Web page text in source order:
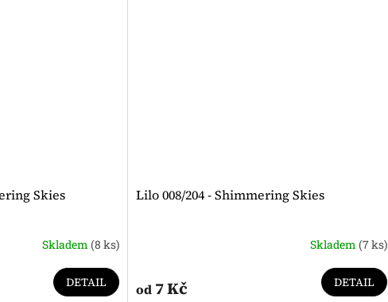
Skies
Skladem(8 ks)
DETAIL
Lilo 008/204 - Shimmering Skies
Skladem (7 ks)
od 7 Kč DETAIL